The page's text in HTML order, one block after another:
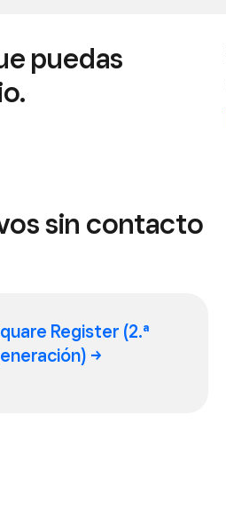
puedas
sin contacto
Register (2.ª